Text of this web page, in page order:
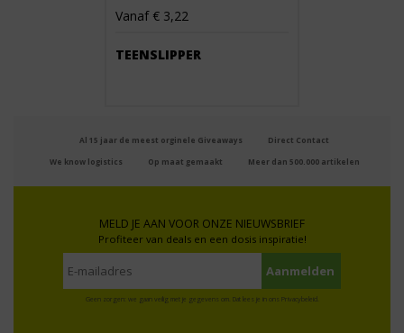
Vanaf € 3,22
TEENSLIPPER
Al 15 jaar de meest orginele Giveaways Direct Contact
We know logistics Op maat gemaakt Meer dan 500.000 artikelen
MELD JE AAN VOOR ONZE NIEUWSBRIEF
Profiteer van deals en een dosis inspiratie!
Geen zorgen: we gaan veilig met je gegevens om. Dat lees je in ons Privacybeleid.